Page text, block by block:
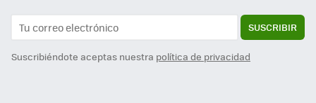
SUSCRIBIR
Suscribiéndote aceptas nuestra política de privacidad